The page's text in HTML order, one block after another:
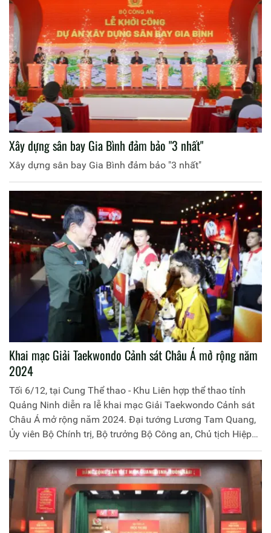
Xây dựng sân bay Gia Bình đảm bảo "3 nhất"
Xây dựng sân bay Gia Bình đảm bảo "3 nhất"
Khai mạc Giải Taekwondo Cảnh sát Châu Á mở rộng năm
2024
Tối 6/12, tại Cung Thể thao - Khu Liên hợp thể thao tỉnh
Quảng Ninh diễn ra lễ khai mạc Giải Taekwondo Cảnh sát
Châu Á mở rộng năm 2024. Đại tướng Lương Tam Quang,
Ủy viên Bộ Chính trị, Bộ trưởng Bộ Công an, Chủ tịch Hiệp
hội thể thao CAND Việt Nam đến dự và phát biểu khai mạc.